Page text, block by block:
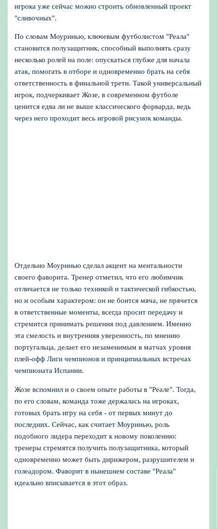
игрока уже сейчас можно строить обновленный проект
"сливочных".
По словам Моуринью, ключевым футболистом "Реала"
становится полузащитник, способный выполнять сразу
несколько ролей на поле: опускаться глубже для начала
атак, помогать в отборе и одновременно брать на себя
ответственность в финальной трети. Такой универсальный
игрок, подчеркивает Жозе, в современном футболе
ценится едва ли не выше классического форварда, ведь
через него проходит весь игровой рисунок команды.
Отдельно Моуринью сделал акцент на ментальности
своего фаворита. Тренер отметил, что его любимчик
отличается не только техникой и тактической гибкостью,
но и особым характером: он не боится мяча, не прячется
в ответственные моменты, всегда просит передачу и
стремится принимать решения под давлением. Именно
эта смелость и внутренняя уверенность, по мнению
португальца, делает его незаменимым в матчах уровня
плей-офф Лиги чемпионов и принципиальных встречах
чемпионата Испании.
Жозе вспомнил и о своем опыте работы в "Реале". Тогда,
по его словам, команда тоже держалась на игроках,
готовых брать игру на себя - от первых минут до
последних. Сейчас, как считает Моуринью, роль
подобного лидера переходит к новому поколению:
тренеры стремятся получить полузащитника, который
одновременно может быть дирижером, разрушителем и
голеадором. Фаворит в нынешнем составе "Реала"
идеально вписывается в этот образ.